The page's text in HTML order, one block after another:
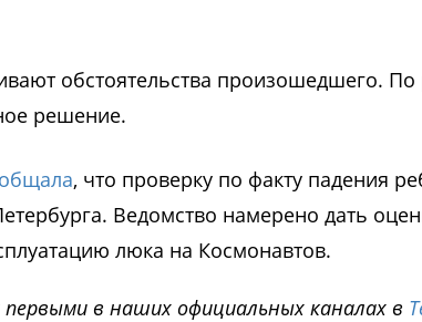
обстоятельства произошедшего. По
решение.
, что проверку по факту падения
Ведомство намерено дать
люка на Космонавтов.
в наших официальных каналах в